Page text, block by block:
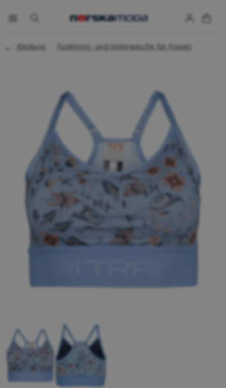
Kleidung Funktions- und Unterwäsche für Frauen